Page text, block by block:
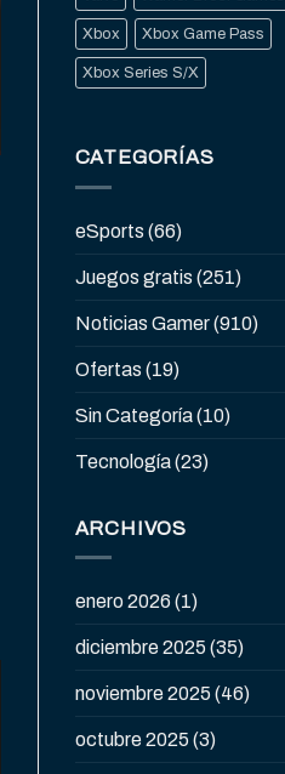
Xbox Xbox Game Pass
Xbox Series S/X
CATEGORÍAS
eSports (66)
Juegos gratis (251)
Noticias Gamer(910)
Ofertas (19)
Sin Categoría(10)
Tecnología(23)
ARCHIVOS
enero 2026 (1)
diciembre 2025 (35)
noviembre 2025 (46)
octubre 2025 (3)